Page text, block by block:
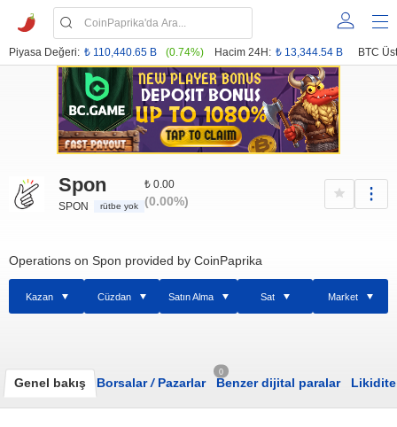
Piyasa Değeri: ₺ 110,440.65 B (0.74%) Hacim 24H: ₺ 13,344.54 B BTC
Spon
SPON rütbe yok
₺ 0.00
(0.00%)
Operations on Spon provided by CoinPaprika
Kazan Cüzdan Satın Alma Sat Market
Genel bakış Borsalar/Pazarlar
0
Benzer dijital paralar Likidite